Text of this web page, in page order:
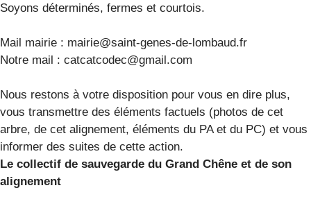
Soyons déterminés, fermes et courtois.
Mail mairie : mairie@saint-genes-de-lombaud.fr
Notre mail : catcatcodec@gmail.com
Nous restons à votre disposition pour vous en dire plus,
vous transmettre des éléments factuels (photos de cet
arbre, de cet alignement, éléments du PA et du PC) et vous
informer des suites de cette action.
Le collectif de sauvegarde du Grand Chêne et de son
alignement